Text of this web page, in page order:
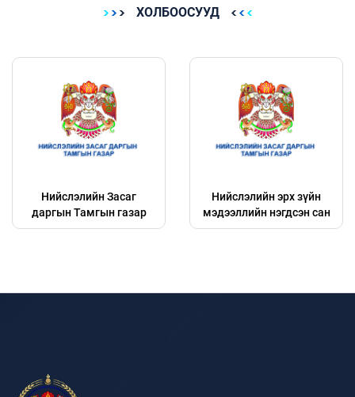
ХОЛБООСУУД
Нийслэлийн Засаг
даргын Тамгын газар
Нийслэлийн эрх зүйн
мэдээллийн нэгдсэн сан